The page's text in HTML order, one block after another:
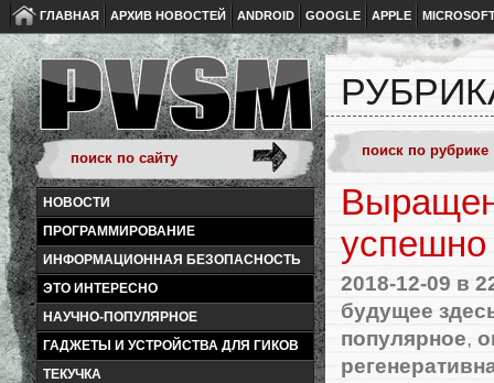
ГЛАВНАЯ АРХИВ НОВОСТЕЙ ANDROID GOOGLE APPLE
НОВОСТИ
ПРОГРАММИРОВАНИЕ
ИНФОРМАЦИОННАЯ БЕЗОПАСНОСТЬ
ЭТО ИНТЕРЕСНО
НАУЧНО-ПОПУЛЯРНОЕ
ГАДЖЕТЫ И УСТРОЙСТВА ДЛЯ ГИКОВ
ТЕКУЧКА
успешно
2018-12-09 в
будущее
популярное,